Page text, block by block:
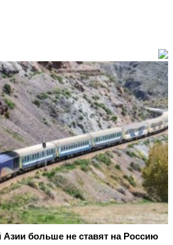
больше не ставят на Россию